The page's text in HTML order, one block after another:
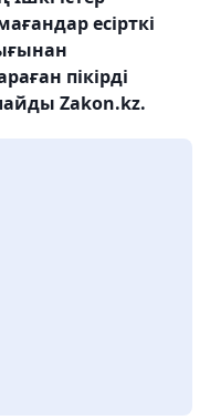
есірткі
пікірді
Zakon.kz.